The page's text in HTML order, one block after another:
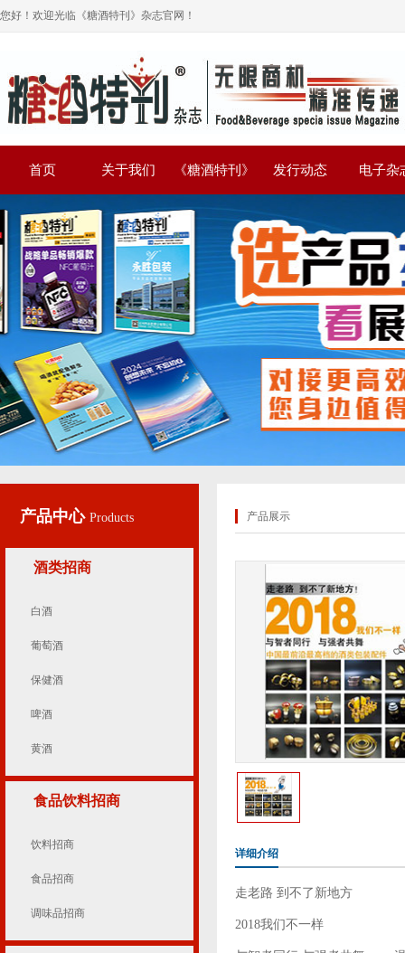
您好！欢迎光临《糖酒特刊》杂志官网！
首页 关于我们 《糖酒特刊》 发行动态 电子杂
产品中心 Products
酒类招商
白酒
葡萄酒
保健酒
啤酒
黄酒
食品饮料招商
饮料招商
食品招商
调味品招商
产品展示
详细介绍
走老路 到不了新地方
2018我们不一样